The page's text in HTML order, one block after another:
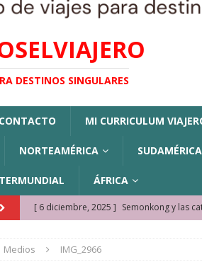
DESTINOS SINGULARES
CONTACTO MI CURRICULUM
NORTEAMÉRICA SUDAMÉRICA
ÁFRICA
[ 6 diciembre, 2025 ] Semonkong y las
KAZAJISTÁN
Medios IMG_2966